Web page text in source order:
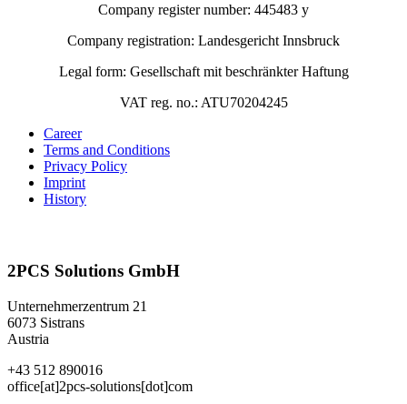
Company register number: 445483 y
Company registration: Landesgericht Innsbruck
Legal form: Gesellschaft mit beschränkter Haftung
VAT reg. no.: ATU70204245
Career
Terms and Conditions
Privacy Policy
Imprint
History
2PCS Solutions GmbH
Unternehmerzentrum 21
6073 Sistrans
Austria
+43 512 890016
office[at]2pcs-solutions[dot]com